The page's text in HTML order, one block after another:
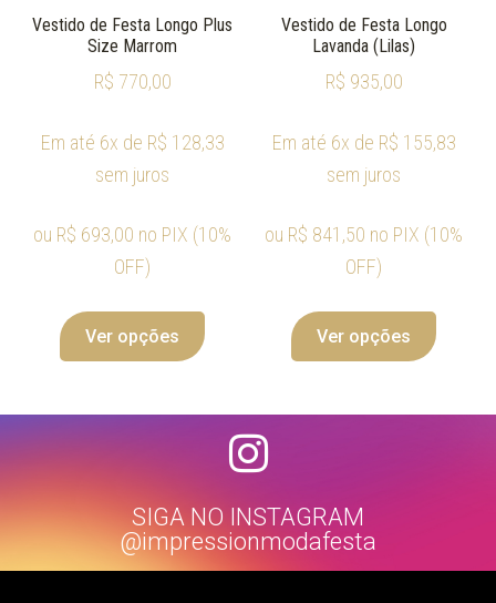
Vestido de Festa Longo Plus
Size Marrom
R$ 770,00
Em até 6x de R$ 128,33
sem juros
ou R$ 693,00 no PIX (10%
OFF)
Ver opções
Vestido de Festa Longo
Lavanda (Lilas)
R$ 935,00
Em até 6x de R$ 155,83
sem juros
ou R$ 841,50 no PIX (10%
OFF)
Ver opções
SIGA NO INSTAGRAM
@impressionmodafesta